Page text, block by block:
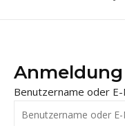
Anmeldung
Benutzername oder